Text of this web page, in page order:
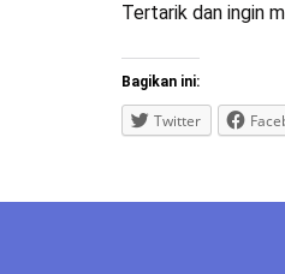
Tertarik dan ingin
Bagikan ini:
Twitter